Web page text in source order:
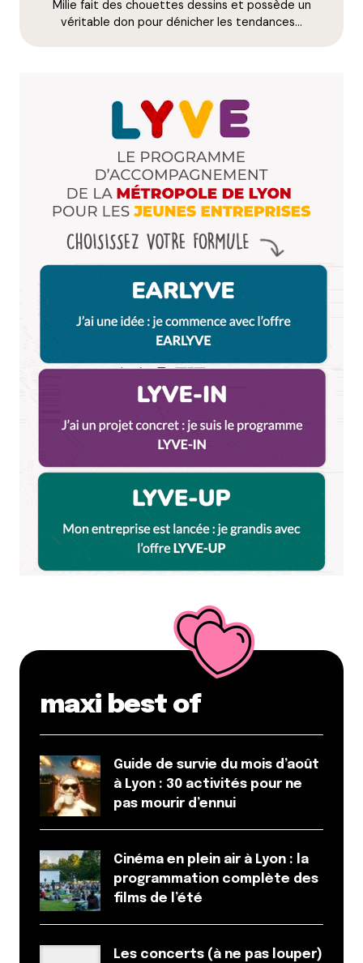
E-mail*
Enregistrer mon nom, mon e-mail et mon site dans le
navigateur pour mon prochain commentaire.
Milie fait des chouettes dessins et possède un
véritable don pour dénicher les tendances…
maxi best of
Guide de survie du mois d’août
à Lyon : 30 activités pour ne
pas mourir d’ennui
Cinéma en plein air à Lyon : la
programmation complète des
films de l’été
Les concerts (à ne pas louper)